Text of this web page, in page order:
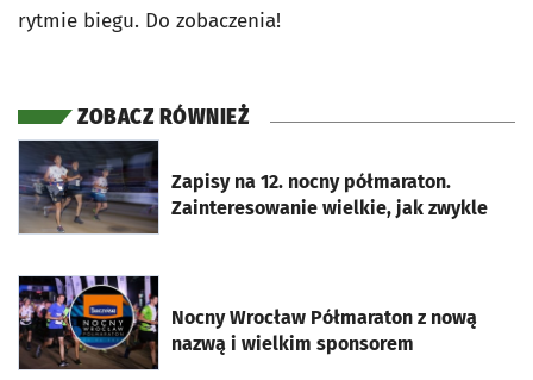
rytmie biegu. Do zobaczenia!
ZOBACZ RÓWNIEŻ
Zapisy na 12. nocny półmaraton.
Zainteresowanie wielkie, jak zwykle
otworzy się w nowej karcie
Nocny Wrocław Półmaraton z nową
nazwą i wielkim sponsorem
otworzy się w nowej karcie